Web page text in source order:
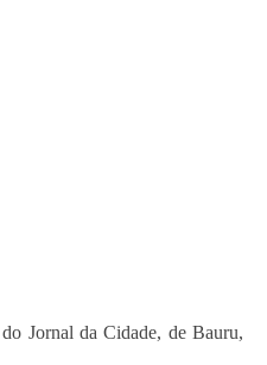
Jornal da Cidade, de Bauru,